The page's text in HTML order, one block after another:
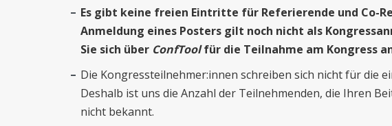
Es gibt keine freien Eintritte für Referierende und Co-
Anmeldung eines Posters gilt noch nicht als
Sie sich über ConfToolfür die Teilnahme am Kongress
Die Kongressteilnehmer:innen schreiben sich nicht für die
Deshalb ist uns die Anzahl der Teilnehmenden, die Ihren
nicht bekannt.